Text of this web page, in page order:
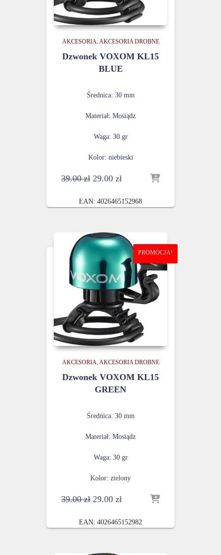
AKCESORIA AKCESORIA DROBNE
Dzwonek VOXOM KL15
BLUE
Średnica: 30 mm
Materiał: Mosiądz
Waga: 30 gr
Kolor: niebieski
39.00zł Pierwotna
wynosiła:
39.00 zł.
29.00 złAktualna
wynosi:
29.00 zł.
EAN: 4026465152968
PROMOCJA!
AKCESORIA AKCESORIA DROBNE
Dzwonek VOXOM KL15
GREEN
Średnica: 30 mm
Materiał: Mosiądz
Waga: 30 gr
Kolor: zielony
39.00zł Pierwotna
wynosiła:
39.00 zł.
29.00 złAktualna
wynosi:
29.00 zł.
EAN: 4026465152982